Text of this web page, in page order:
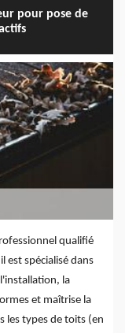
pour pose de
qualifié
est spécialisé dans
la
et maîtrise la
les types de toits (en